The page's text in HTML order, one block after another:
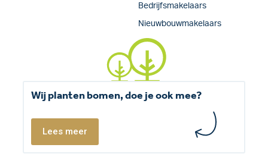
Bedrijfsmakelaars
Nieuwbouwmakelaars
Wij planten bomen, doe je ook mee?
Lees meer